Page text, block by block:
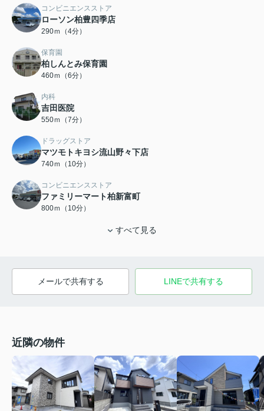
コンビニエンスストア
ローソン柏豊四季店
290ｍ（4分）
保育園
柏しんとみ保育園
460ｍ（6分）
内科
吉田医院
550ｍ（7分）
ドラッグストア
マツモトキヨシ流山野々下店
740ｍ（10分）
コンビニエンスストア
ファミリーマート柏新富町
800ｍ（10分）
すべて見る
メールで共有する LINEで共有する
近隣の物件